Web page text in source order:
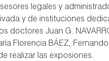
legales y
y de instituciones
doctores Juan G.
Florencia BÁEZ,
realizar las exposiones.